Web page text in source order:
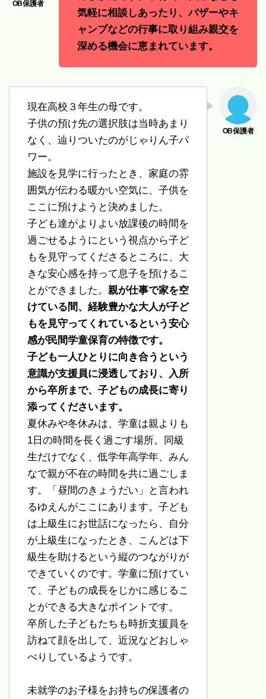
気軽に相談しあったり、バザーやキ
ャンプなどの行事に取り組み親交を
深める機会に恵まれています。
現在高校３年生の母です。
子供の預け先の選択肢は当時あまり
なく、辿りついたのがじゃりん子パ
ワー。
施設を見学に行ったとき、家庭の雰
囲気が伝わる暖かい空気に、子供を
ここに預けようと決めました。
子ども達がよりよい放課後の時間を
過ごせるようにという視点から子ど
もを見守ってくださるところに、大
きな安心感を持って息子を預けるこ
とができました。 親が仕事で家を空
けている間、経験豊かな大人が子ど
もを見守ってくれているという安心
感が民間学童保育の特徴です。
子ども一人ひとりに向き合うという
意識が支援員に浸透しており、入所
から卒所まで、子どもの成長に寄り
添ってくださいます。
夏休みや冬休みは、学童は親よりも
1日の時間を長く過ごす場所。同級
生だけでなく、低学年高学年、みん
なで親が不在の時間を共に過ごしま
す。「昼間のきょうだい」と言われ
るゆえんがここにあります。子ども
は上級生にお世話になったら、自分
が上級生になったとき、こんどは下
級生を助けるという縦のつながりが
できていくのです。学童に預けてい
て、子どもの成長をじかに感じるこ
とができる大きなポイントです。
卒所した子どもたちも時折支援員を
訪ねて顔を出して、近況などおしゃ
べりしているようです。
未就学のお子様をお持ちの保護者の